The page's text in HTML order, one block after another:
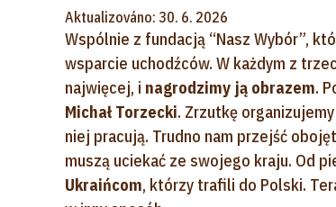
Aktualizováno: 30. 6. 2026
Wspólnie z fundacją “Nasz Wybór”,
wsparcie uchodźców. W każdym z
najwięcej, i nagrodzimy ją obrazem.
Michał Torzecki. Zrzutkę
niej pracują. Trudno nam przejść
muszą uciekać ze swojego kraju. Od
Ukraińcom, którzy trafili do Polski.